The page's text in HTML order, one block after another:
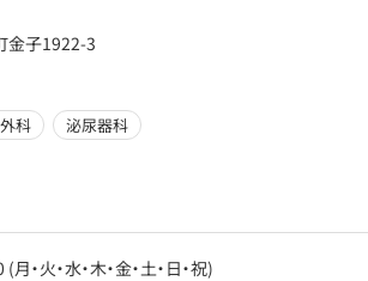
金子1922-3
科 泌尿器科
・火・水・木・金・土・日・祝)